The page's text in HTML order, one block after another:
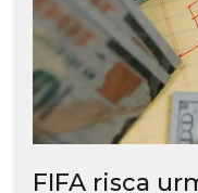
FIFA risca